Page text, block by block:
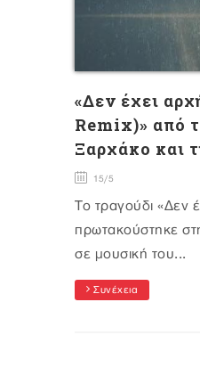
«Δεν έχει
Remix)» από
Ξαρχάκο και
15/5
Το τραγούδι «Δεν
πρωτακούστηκε
σε μουσική του...
Συνέχεια